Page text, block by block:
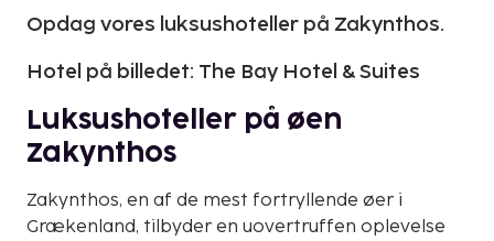
Opdag vores luksushoteller på Zakynthos.
Hotel på billedet: The Bay Hotel & Suites
Luksushoteller på øen
Zakynthos
Zakynthos, en af de mest fortryllende øer i
Grækenland, tilbyder en uovertruffen oplevelse